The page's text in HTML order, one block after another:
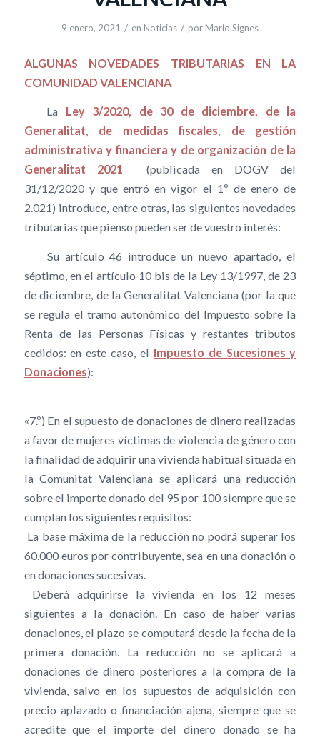
9 enero, 2021 / en Noticias / por Mario Signes
ALGUNAS NOVEDADES TRIBUTARIAS EN LA
COMUNIDAD VALENCIANA
La Ley 3/2020, de 30 de diciembre, de la
Generalitat, de medidas fiscales, de gestión
administrativa y financiera y de organización de la
Generalitat 2021
(publicada en DOGV del
31/12/2020 y que entró en vigor el 1º de enero de
2.021) introduce, entre otras, las siguientes novedades
tributarias que pienso pueden ser de vuestro interés:
Su artículo 46 introduce un nuevo apartado, el
séptimo, en el artículo 10 bis de la Ley 13/1997, de 23
de diciembre, de la Generalitat Valenciana (por la que
se regula el tramo autonómico del Impuesto sobre la
Renta de las Personas Físicas y restantes tributos
cedidos: en este caso, el Impuesto de Sucesiones y
Donaciones):
«7.º) En el supuesto de donaciones de dinero realizadas
a favor de mujeres víctimas de violencia de género con
la finalidad de adquirir una vivienda habitual situada en
la Comunitat Valenciana se aplicará una reducción
sobre el importe donado del 95 por 100 siempre que se
cumplan los siguientes requisitos:
 La base máxima de la reducción no podrá superar los
60.000 euros por contribuyente, sea en una donación o
en donaciones sucesivas.
 Deberá adquirirse la vivienda en los 12 meses
siguientes a la donación. En caso de haber varias
donaciones, el plazo se computará desde la fecha de la
primera donación. La reducción no se aplicará a
donaciones de dinero posteriores a la compra de la
vivienda, salvo en los supuestos de adquisición con
precio aplazado o financiación ajena, siempre que se
acredite que el importe del dinero donado se ha